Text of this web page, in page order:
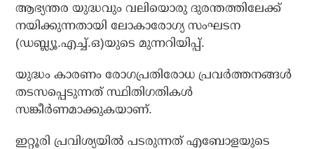
ആഭ്യന്തര യുദ്ധവും വലിയൊരു ദുരന്തത്തിലേക്ക്
നയിക്കുന്നതായി ലോകാരോഗ്യ സംഘടന
(ഡബ്ല്യൂ.എച്ച്.ഒ)യുടെ മുന്നറിയിപ്പ്.
യുദ്ധം കാരണം രോഗപ്രതിരോധ പ്രവര്‍ത്തനങ്ങള്‍
തടസപ്പെടുന്നത് സ്ഥിതിഗതികള്‍
സങ്കീര്‍ണമാക്കുകയാണ്.
ഇറ്റൂരി പ്രവിശ്യയില്‍ പടരുന്നത് എബോളയുടെ